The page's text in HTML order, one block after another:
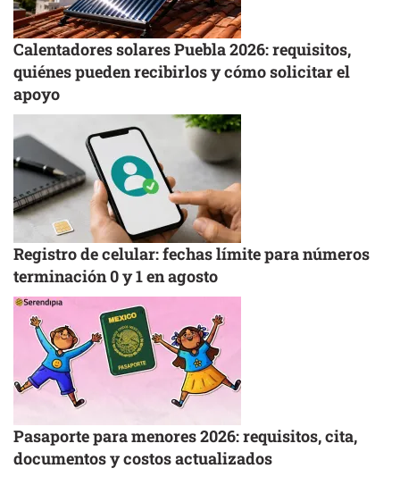
Calentadores solares Puebla 2026: requisitos,
quiénes pueden recibirlos y cómo solicitar el
apoyo
Registro de celular: fechas límite para números
terminación 0 y 1 en agosto
Pasaporte para menores 2026: requisitos, cita,
documentos y costos actualizados